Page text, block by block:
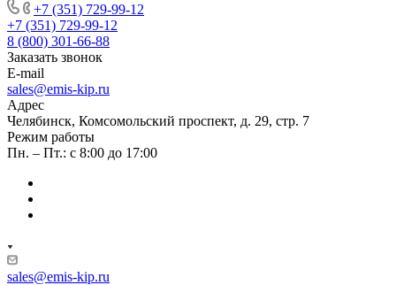
+7 (351) 729-99-12
+7 (351) 729-99-12
8 (800) 301-66-88
Заказать звонок
E-mail
sales@emis-kip.ru
Адрес
Челябинск, Комсомольский проспект, д. 29, стр. 7
Режим работы
Пн. – Пт.: с 8:00 до 17:00
sales@emis-kip.ru